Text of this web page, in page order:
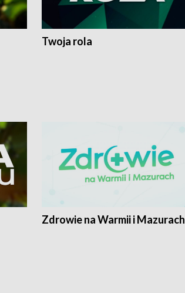
Twoja rola
Zdrowie na Warmii i Mazurach